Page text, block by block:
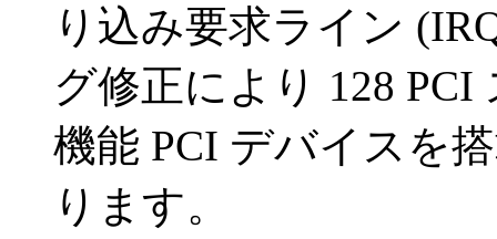
り込み要求ライン
グ修正により 128
機能 PCI デバイスを
ります。